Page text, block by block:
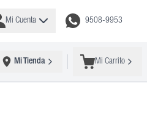
Mi Cuenta 9508-9953
Mi Tienda Mi Carrito